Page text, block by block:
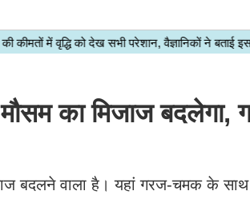
का मिजाज
बदलने वाला है। यहां गरज-चमक के साथ